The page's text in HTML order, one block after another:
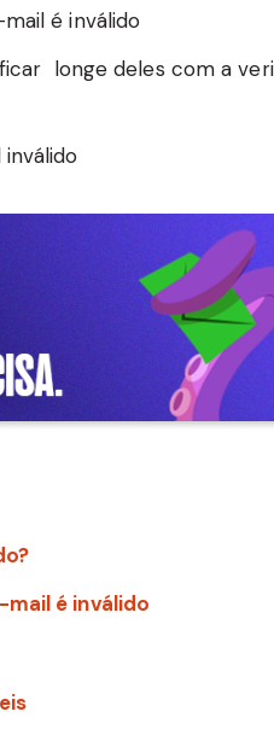
é inválido
longe deles com a
mail é inválido